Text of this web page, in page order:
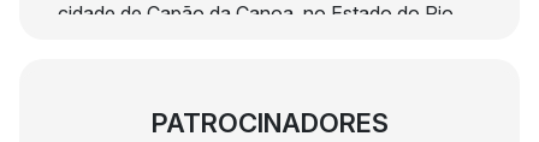
cidade de Capão da Canoa, no Estado do Rio
PATROCINADORES